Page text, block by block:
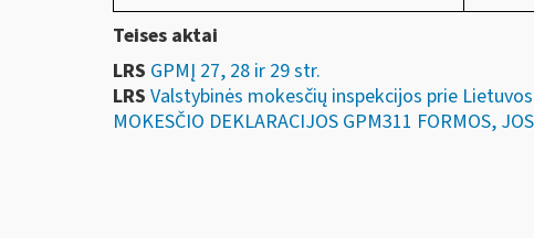
Teises aktai
LRS GPMĮ 27, 28 ir 29 str.
LRS Valstybinės mokesčių inspekcijos prie
MOKESČIO DEKLARACIJOS GPM311 FORMOS,